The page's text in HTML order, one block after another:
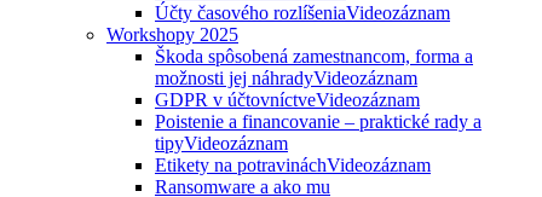
Účty časového rozlíšeniaVideozáznam
Workshopy 2025
Škoda spôsobená zamestnancom, forma a
možnosti jej náhradyVideozáznam
GDPR v účtovníctveVideozáznam
Poistenie a financovanie – praktické rady a
tipyVideozáznam
Etikety na potravináchVideozáznam
Ransomware a ako mu